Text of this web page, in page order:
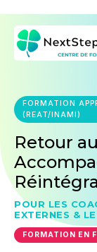
FORMATION
(REAT/INAMI)
Retour
POUR LES
EXTERNES &
FORMATION EN